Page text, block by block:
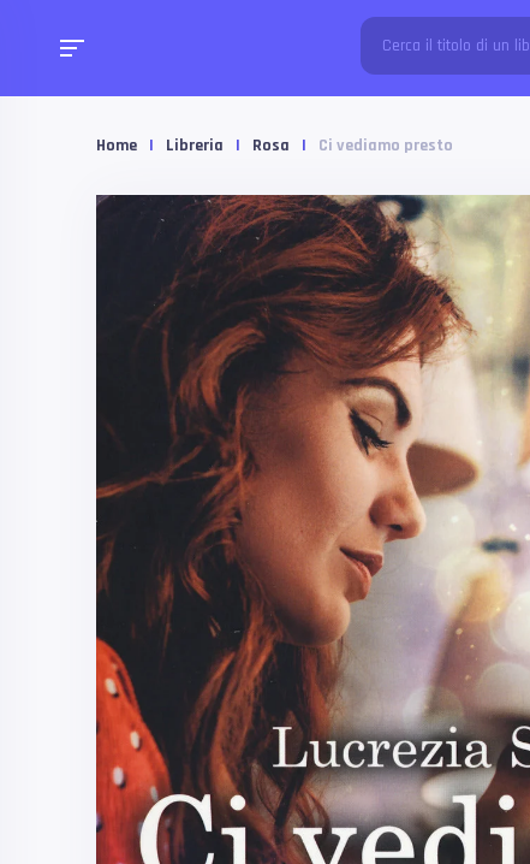
Home | Libreria | Rosa | Ci vediamo presto